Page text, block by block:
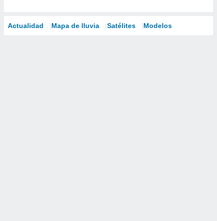
Actualidad Mapa de lluvia Satélites Modelos